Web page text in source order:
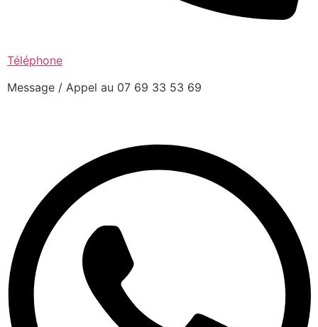
Téléphone
Message / Appel au 07 69 33 53 69